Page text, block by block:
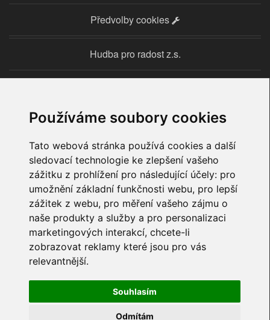
Používáme soubory cookies
Tato webová stránka používá cookies a další
sledovací technologie ke zlepšení vašeho
zážitku z prohlížení pro následující účely: pro
umožnění základní funkčnosti webu, pro lepší
zážitek z webu, pro měření vašeho zájmu o
naše produkty a služby a pro personalizaci
marketingových interakcí, chcete-li
zobrazovat reklamy které jsou pro vás
relevantnější.
Souhlasím
Odmítám
Předvolby cookies
Hudba pro radost z.s.
IČO: 22712895
yamaha@hudbaproradost.cz
+420 602 863 506
Další kontakty